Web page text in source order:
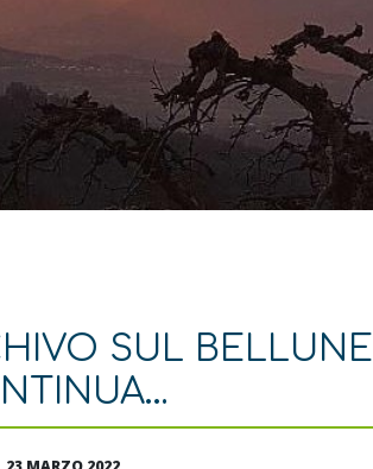
SUL